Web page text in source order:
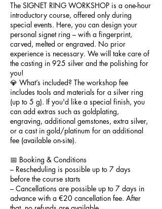
The SIGNET RING WORKSHOP is a one-hour
introductory course, offered only during
special events. Here, you can design your
personal signet ring – with a fingerprint,
carved, melted or engraved. No prior
experience is necessary. We will take care of
the casting in 925 silver and the polishing for
you!
💎 What’s included? The workshop fee
includes tools and materials for a silver ring
(up to 5 g). If you'd like a special finish, you
can add extras such as goldplating,
engraving, additional gemstones, extra silver,
or a cast in gold/platinum for an additional
fee (available on-site).
📅 Booking & Conditions
– Rescheduling is possible up to 7 days
before the course starts
– Cancellations are possible up to 7 days in
advance with a €20 cancellation fee. After